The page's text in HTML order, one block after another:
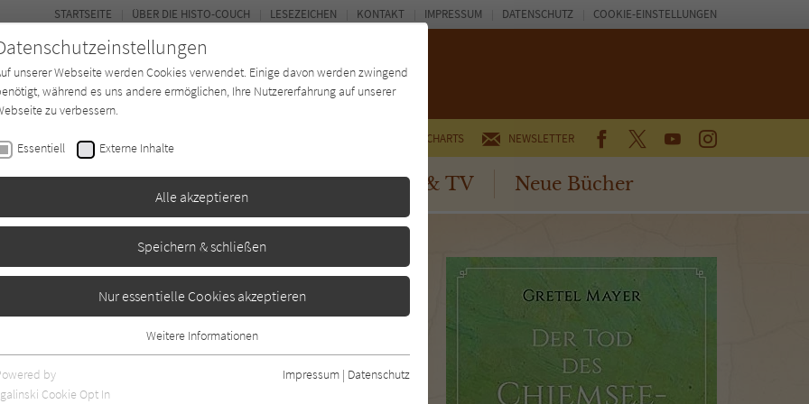
CHARTS NEWSLETTER FACEBOOKTWITTERYOUTUBEINSTAGRAM
Buchtyp Autor*in Magazin Kino & TV Neue Bücher
STARTSEITE ÜBER DIE HISTO-COUCH LESEZEICHEN KONTAKT IMPRESSUM DATENSCHUTZ COOKIE-EINSTELLUNGEN
unserer Webseite werden Cookies verwendet. Einige davon werden zwingend
während es uns andere ermöglichen, Ihre Nutzererfahrung auf unserer
zu verbessern.
Essentiell Externe Inhalte
Alle akzeptieren
Speichern & schließen
Nur essentielle Cookies akzeptieren
Essentielle Cookies werden für grundlegende Funktionen der Webseite
benötigt. Dadurch ist gewährleistet, dass die Webseite einwandfrei
Weitere Informationen
by
Cookie Opt In
Impressum | Datenschutz